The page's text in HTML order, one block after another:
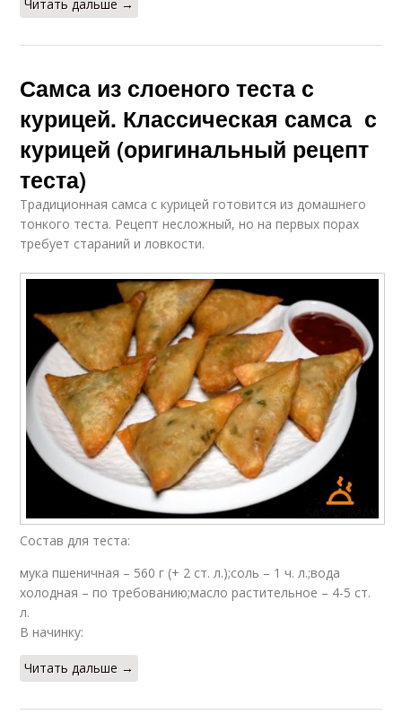
Читать дальше →
Самса из слоеного теста с
курицей. Классическая самса с
курицей (оригинальный рецепт
теста)
Традиционная самса с курицей готовится из домашнего
тонкого теста. Рецепт несложный, но на первых порах
требует стараний и ловкости.
Состав для теста:
мука пшеничная – 560 г (+ 2 ст. л.);соль – 1 ч. л.;вода
холодная – по требованию;масло растительное – 4-5 ст.
л.
В начинку:
Читать дальше →